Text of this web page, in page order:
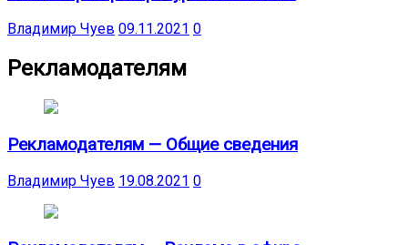
Владимир Чуев 09.11.2021 0
Рекламодателям
Рекламодателям — Общие сведения
Владимир Чуев 19.08.2021 0